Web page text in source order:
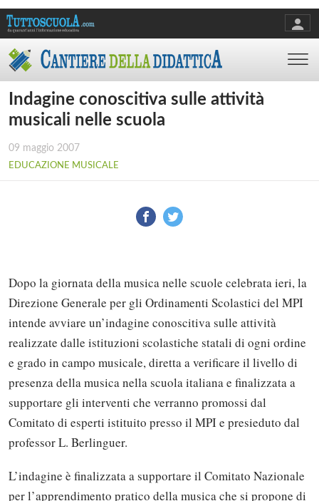
Indagine conoscitiva sulle attività
musicali nelle scuola
09 maggio 2007
EDUCAZIONE MUSICALE
Dopo la giornata della musica nelle scuole celebrata ieri, la
Direzione Generale per gli Ordinamenti Scolastici del MPI
intende avviare un’indagine conoscitiva sulle attività
realizzate dalle istituzioni scolastiche statali di ogni ordine
e grado in campo musicale, diretta a verificare il livello di
presenza della musica nella scuola italiana e finalizzata a
supportare gli interventi che verranno promossi dal
Comitato di esperti istituito presso il MPI e presieduto dal
professor L. Berlinguer.
L’indagine è finalizzata a supportare il Comitato Nazionale
per l’apprendimento pratico della musica che si propone di